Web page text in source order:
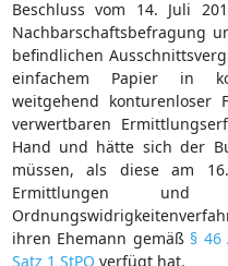
Beschluss vom 14. Juli
Nachbarschaftsbefragung
befindlichen
einfachem Papier in
weitgehend konturenloser
verwertbaren
Hand und hätte sich der
müssen, als diese am
Ermittlungen
ihren Ehemann gemäß § 46
Satz 1 StPO verfügt hat.